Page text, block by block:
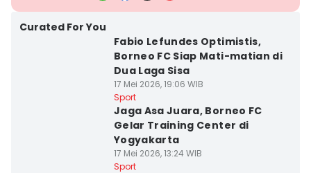
Curated For You
Fabio Lefundes Optimistis,
Borneo FC Siap Mati-matian di
Dua Laga Sisa
17 Mei 2026, 19:06 WIB
Sport
Jaga Asa Juara, Borneo FC
Gelar Training Center di
Yogyakarta
17 Mei 2026, 13:24 WIB
Sport